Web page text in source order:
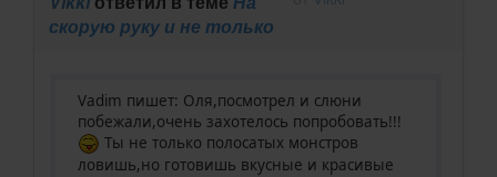
скорую руку и не только
Vadim пишет: Оля,посмотрел и слюни
побежали,очень захотелось попробовать!!!
Ты не только полосатых монстров
ловишь,но готовишь вкусные и красивые